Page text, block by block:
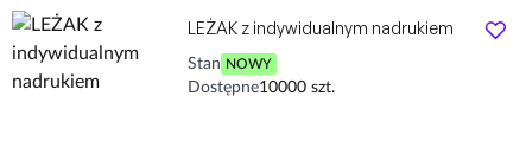
LEŻAK z indywidualnym nadrukiem
Stan NOWY
Dostępne10000 szt.